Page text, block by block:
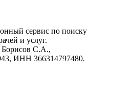
сервис по поиску
и услуг.
С.А.,
ИНН 366314797480.